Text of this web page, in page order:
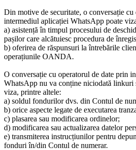
Din motive de securitate, o conversație
intermediul aplicației WhatsApp poate
a) asistență în timpul procesului de
pașilor care alcătuiesc procedura de
b) oferirea de răspunsuri la întrebările
operațiunile OANDA.
O conversație cu operatorul de date prin
WhatsApp nu va conține niciodată linkuri
viza, printre altele:
a) soldul fondurilor dvs. din Contul de
b) orice aspecte legate de executarea
c) plasarea sau modificarea ordinelor;
d) modificarea sau actualizarea datelor
e) transmiterea instrucțiunilor pentru
fonduri în/din Contul de numerar.